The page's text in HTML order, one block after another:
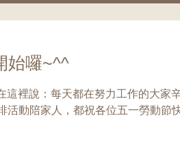
始囉~^^
這裡說：每天都在努力工作的大家
活動陪家人，都祝各位五一勞動節